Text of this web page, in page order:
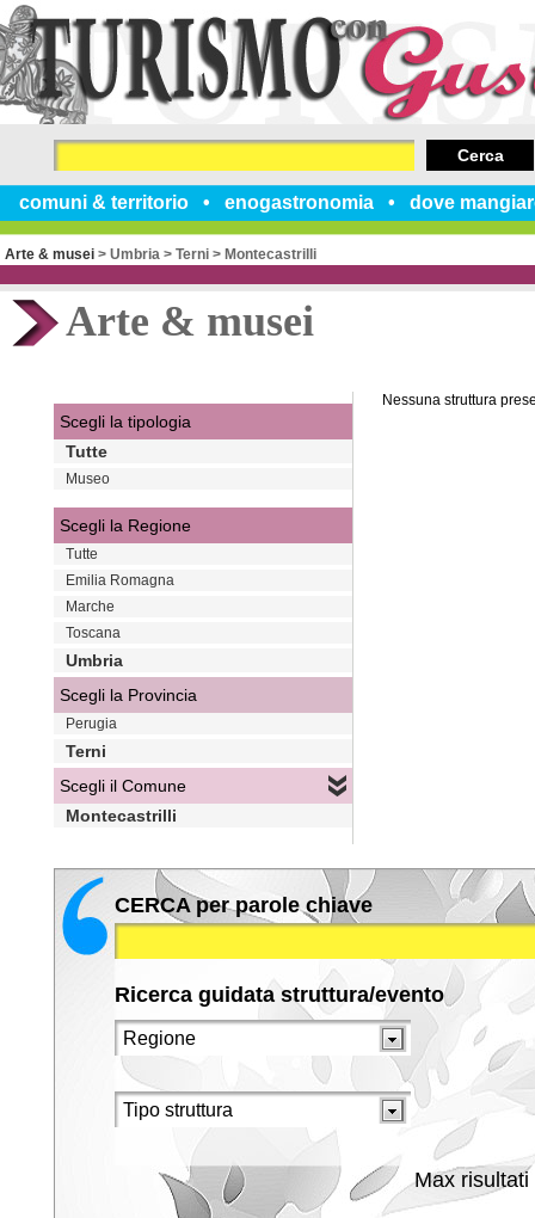
comuni & territorio enogastronomia dove
Cerca
Arte & musei > Umbria > Terni > Montecastrilli
Arte & musei
Nessuna struttura
Scegli la tipologia
Tutte
Museo
Scegli la Regione
Tutte
Emilia Romagna
Marche
Toscana
Umbria
Scegli la Provincia
Perugia
Terni
Scegli il Comune
Montecastrilli
CERCA per parole chiave
Ricerca guidata struttura/evento
Max risultati